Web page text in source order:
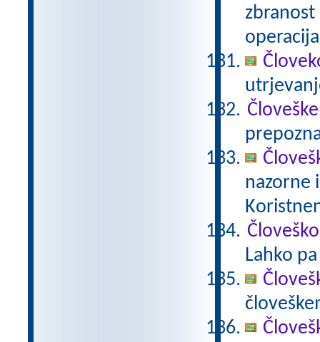
zbranost
nazorne
Lahko